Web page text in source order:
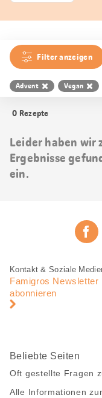
Filter anzeigen
Advent Vegan
0 Rezepte
Leider haben wir
Ergebnisse
ein.
Fusszeile
Fusszeile
Navigation
Kontakt & Soziale
Famigros Newsletter
abonnieren
Beliebte Seiten
Oft gestellte Fragen
Alle Informationen